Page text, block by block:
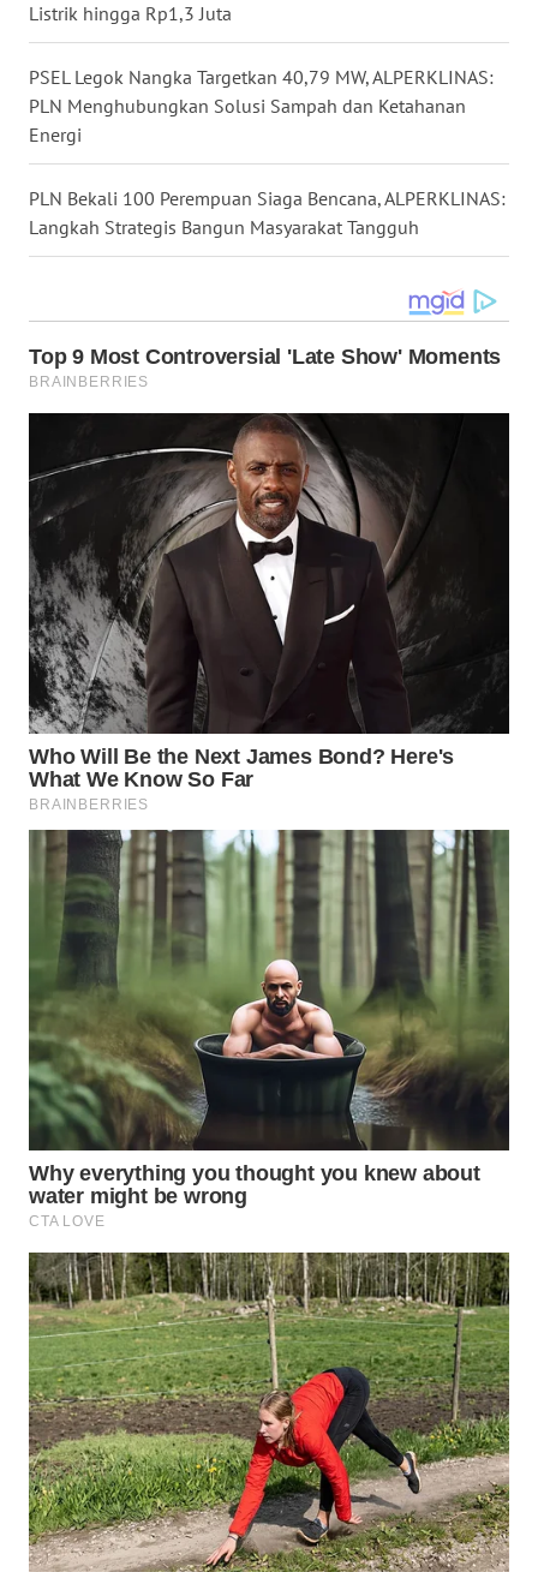
Listrik hingga Rp1,3 Juta
PSEL Legok Nangka Targetkan 40,79 MW, ALPERKLINAS:
PLN Menghubungkan Solusi Sampah dan Ketahanan
Energi
PLN Bekali 100 Perempuan Siaga Bencana, ALPERKLINAS:
Langkah Strategis Bangun Masyarakat Tangguh
WN
WN
SULSEL
GORONTALO
SULUT
WN
MALUKU
MALUT
WN
DAIRI
WN
DANAU
TOBA
WN
NIAS
LANGKAT
TAPANULI
SELATAN
WN
TANJUNG
LESUNG
WN
KARO
WN
SIMALUNGUN
WN
LABUHANBATU
WN
TAPANULI
TENGAH
WN DELI